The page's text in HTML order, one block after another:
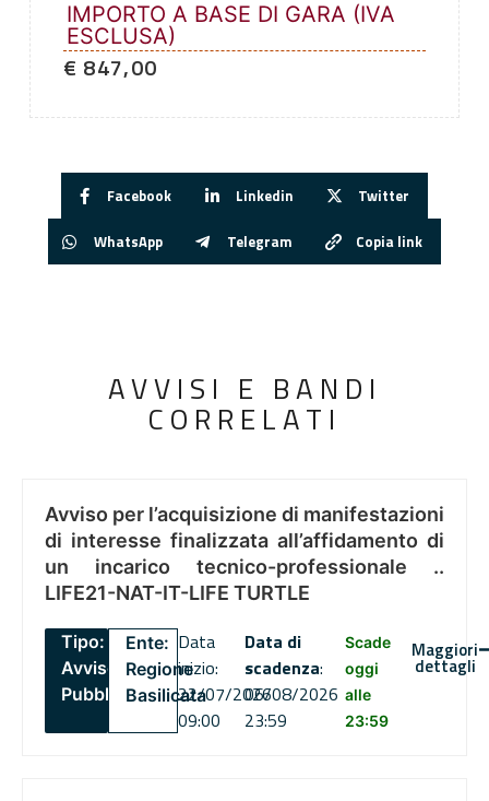
IMPORTO A BASE DI GARA (IVA
ESCLUSA)
€ 847,00
Facebook Linkedin Twitter
WhatsApp Telegram Copia link
AVVISI E BANDI
CORRELATI
Avviso per l’acquisizione di manifestazioni
di interesse finalizzata all’affidamento di
un incarico tecnico-professionale ..
LIFE21-NAT-IT-LIFE TURTLE
Tipo:
Avviso
Pubblico
Ente:
Regione
Basilicata
Data
inizio:
22/07/2026
09:00
Data di
scadenza:
06/08/2026
23:59
Scade
oggi
alle
23:59
Maggiori
dettagli